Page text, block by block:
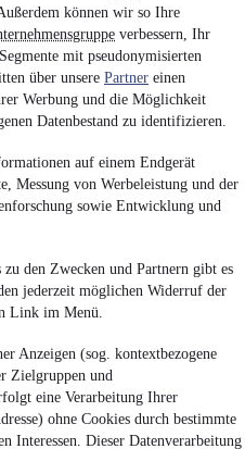
können wir so Ihre
verbessern, Ihr
mit pseudonymisierten
über unsere Partner einen
Werbung und die Möglichkeit
Datenbestand zu identifizieren.
auf einem Endgerät
Messung von Werbeleistung und der
sowie Entwicklung und
den Zwecken und Partnern gibt es
jederzeit möglichen Widerruf der
Link im Menü.
Anzeigen (sog. kontextbezogene
Zielgruppen und
eine Verarbeitung Ihrer
ohne Cookies durch bestimmte
Interessen. Dieser Datenverarbeitung